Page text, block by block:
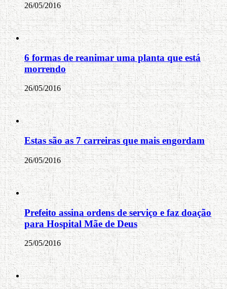
26/05/2016
6 formas de reanimar uma planta que está
morrendo
26/05/2016
Estas são as 7 carreiras que mais engordam
26/05/2016
Prefeito assina ordens de serviço e faz doação
para Hospital Mãe de Deus
25/05/2016